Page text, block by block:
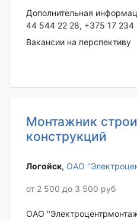
Дополнительная
44 544 22 28, +375 17 234
Вакансии на перспективу
Монтажник
конструкций
Логойск‎, ОАО
от 2 500 до 3 500 руб
ОАО